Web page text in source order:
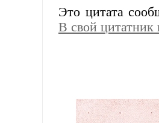
Это цитата
В свой цитатник